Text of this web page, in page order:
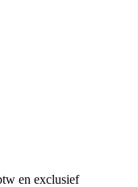
en exclusief